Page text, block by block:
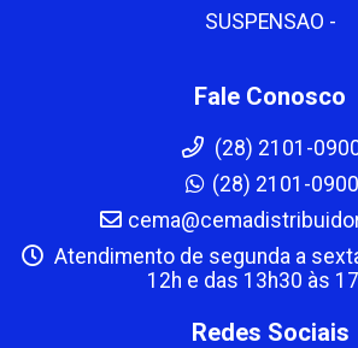
SUSPENSAO -
Fale Conosco
(28) 2101-
(28) 2101-0900
Atendimento de segunda a
12h e das 13h30 às
Redes Sociais